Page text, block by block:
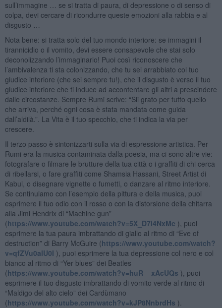
sull’immagine … se si tratta di paura, di depressione o di senso di
colpa, devi cercare di ricondurre queste emozioni alla rabbia e al
disgusto …
Nota bene: si tratta solo del tuo mondo interiore: se immagini il
tirannicidio o il vomito, devi essere consapevole che stai solo
deconolizzando l’immaginario! Puoi così riconoscere che
l’ambivalenza ti sta colonizzando, che tu sei arrabbiato col tuo
giudice interiore (che sei sempre tu!), che il disgusto è verso il tuo
giudice interiore che ti induce ad accontentare gli altri a prescindere
dalle circostanze. Sempre Rumi scrive: “Sii grato per tutto quello
che arriva, perché ogni cosa è stata mandata come guida
dall’aldilà.”. La Vita è il tuo specchio, che ti indica la via per
crescere.
Il terzo passo è sintonizzarti sulla via di espressione artistica. Per
Rumi era la musica contaminata dalla poesia, ma ci sono altre vie:
fotografare o filmare le brutture della tua città o i graffiti di chi cerca
di ribellarsi, o fare graffiti come Shamsia Hassani, Street Artist di
Kabul, o disegnare vignette o fumetti, o danzare al ritmo interiore.
Se continuiamo con l’esempio della pittura e della musica, puoi
esprimere il tuo odio con il rosso o con la distorsione della chitarra
alla Jimi Hendrix di “Machine gun”
(https://www.youtube.com/watch?v=5X_D7i4NxMc ), puoi
esprimere la tua paura imbrattando di giallo al ritmo di “Eve of
destruction” di Barry McGuire (https://www.youtube.com/watch?
v=qfZVu0alU0I ), puoi esprimere la tua depressione col nero e col
bianco al ritmo di “Yer blues” dei Beatles
(https://www.youtube.com/watch?v=huR__xAcUQs ), puoi
esprimere il tuo disgusto imbrattando di vomito verde al ritmo di
“Maldigo del alto cielo” dei Cardùmano
(https://www.youtube.com/watch?v=kJP8NnbrdHs ).